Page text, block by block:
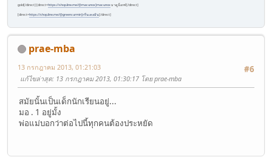
gold[/direct] [direct=https://shop.line.me/@macunox]macunoxมาคูน็อกซ์[/direct]
[direct=https://shop.line.me/@greencurmin]กรีนเคอมิน[/direct]
prae-mba
#6
13 กรกฎาคม 2013, 01:21:03
แก้ไขล่าสุด: 13 กรกฎาคม 2013, 01:30:17 โดย prae-mba
สมัยนั้นเป็นเด็กนักเรียนอยู่...
มอ . 1 อยู่มั้ง
พ่อแม่บอกว่าต่อไปนี้ทุกคนต้องประหยัด